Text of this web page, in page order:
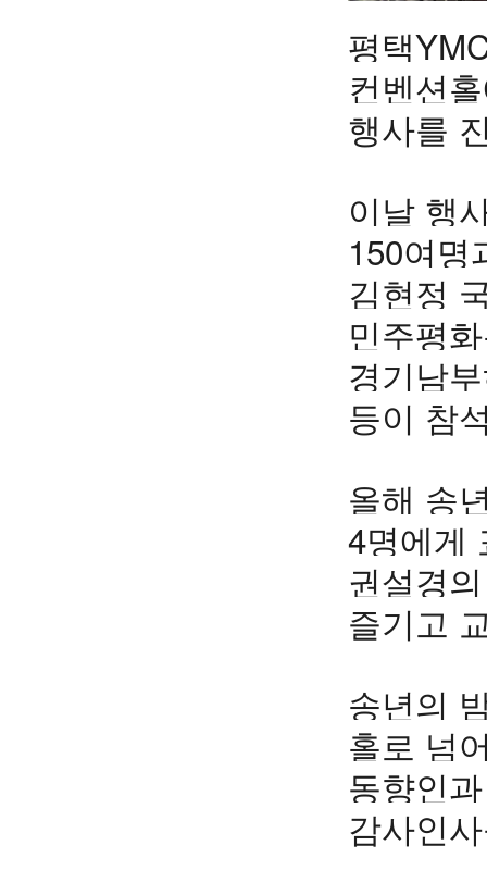
평택
컨벤션
행사를
이날 행
150여명
김현정
민주평
경기남
등이 참
올해 송
4명에게
권설경
즐기고
송년의
홀로 넘
동향인
감사인